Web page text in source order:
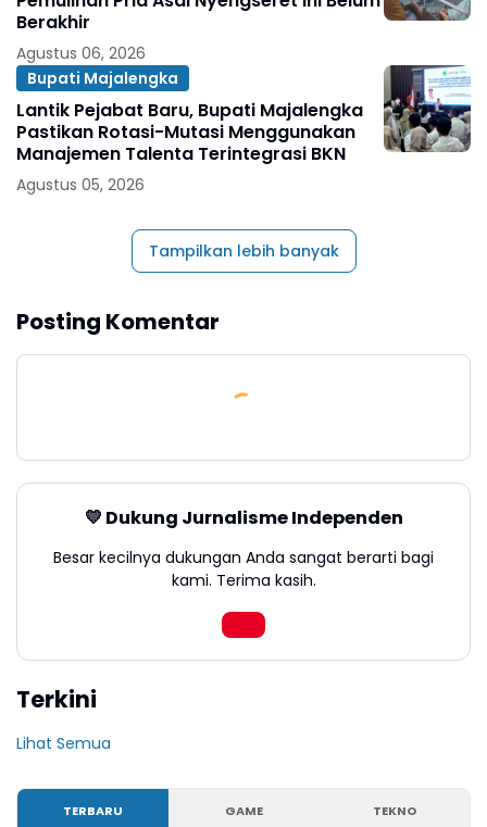
Berakhir
Agustus 06, 2026
Bupati Majalengka
Lantik Pejabat Baru, Bupati Majalengka
Pastikan Rotasi-Mutasi Menggunakan
Manajemen Talenta Terintegrasi BKN
Agustus 05, 2026
Tampilkan lebih banyak
Posting Komentar
💛 Dukung Jurnalisme Independen
Besar kecilnya dukungan Anda sangat berarti bagi
kami. Terima kasih.
Terkini
Lihat Semua
TERBARU GAME TEKNO